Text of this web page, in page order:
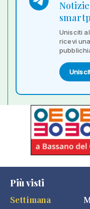
Unisciti
ricevi
Più visti
Settimana